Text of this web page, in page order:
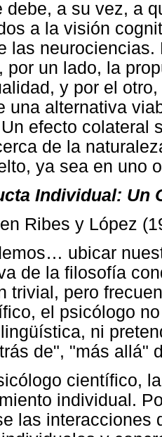
debe, a su vez, a
a la visión
las
por un lado, la
y por el
una alternativa
efecto colateral
de la
ya sea en uno
Individual: Un
Ribes y López
ubicar
de la filosofía
trivial, pero
el psicólogo
ni
de", "más allá"
científico,
individual.
las interacciones